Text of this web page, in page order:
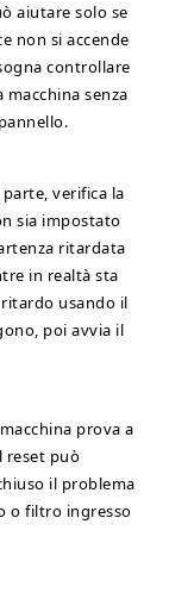
aiutare solo se
non si accende
controllare
senza
verifica la
sia impostato
ritardata
in realtà sta
usando il
poi avvia il
prova a
reset può
il problema
o filtro ingresso